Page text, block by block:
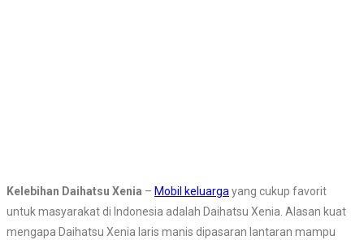
Kelebihan Daihatsu Xenia – Mobil keluargayang cukup favorit
untuk masyarakat di Indonesia adalah Daihatsu Xenia. Alasan kuat
mengapa Daihatsu Xenia laris manis dipasaran lantaran mampu